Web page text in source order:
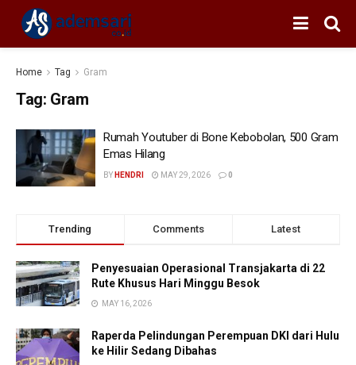
Home Tag Gram
Tag: Gram
Rumah Youtuber di Bone Kebobolan, 500 Gram
Emas Hilang
BY HENDRI MAY 29, 2026 0
Trending Comments Latest
Penyesuaian Operasional Transjakarta di 22
Rute Khusus Hari Minggu Besok
MAY 16, 2026
Raperda Pelindungan Perempuan DKI dari Hulu
ke Hilir Sedang Dibahas